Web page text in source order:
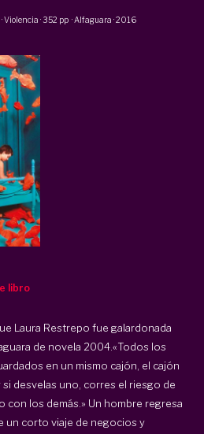
Violencia ·352 pp · Alfaguara ·2016
libro
Laura Restrepo fue galardonada
de novela 2004.«Todos los
en un mismo cajón, el cajón
desvelas uno, corres el riesgo de
con los demás.» Un hombre regresa
un corto viaje de negocios y